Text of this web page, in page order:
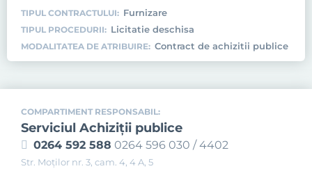
TIPUL CONTRACTULUI: Furnizare
TIPUL PROCEDURII: Licitatie deschisa
MODALITATEA DE ATRIBUIRE: Contract de achizitii publice
COMPARTIMENT RESPONSABIL:
Serviciul Achiziţii publice
0264 592 588 0264 596 030 / 4402
Str. Moţilor nr. 3, cam. 4, 4 A, 5